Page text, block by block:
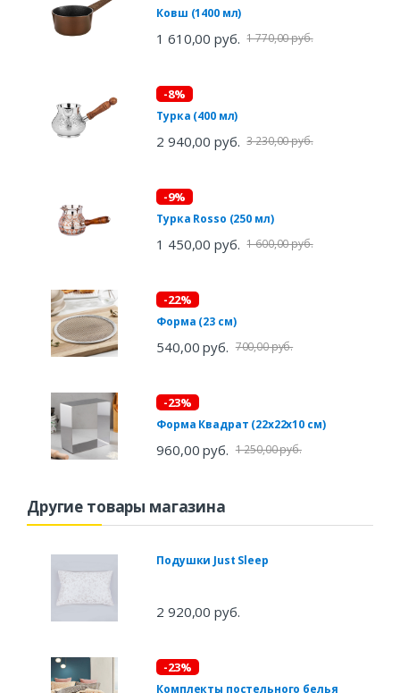
Ковш (1400 мл)
1 610,00 руб. 1 770,00 руб.
-8%
Турка (400 мл)
2 940,00 руб. 3 230,00 руб.
-9%
Турка Rosso (250 мл)
1 450,00 руб. 1 600,00 руб.
-22%
Форма (23 см)
540,00 руб. 700,00 руб.
-23%
Форма Квадрат (22х22х10 см)
960,00 руб. 1 250,00 руб.
Другие товары магазина
Подушки Just Sleep
2 920,00 руб.
-23%
Комплекты постельного белья